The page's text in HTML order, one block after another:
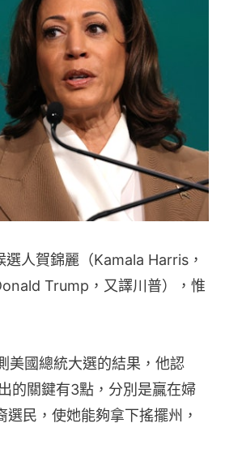
人賀錦麗（Kamala Harris，
Trump，又譯川普），惟
美國總統大選的結果，他認
的關鍵有3點，分別是贏在婦
民，使她能夠拿下搖擺州，